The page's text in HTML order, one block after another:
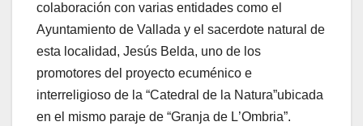
colaboración con varias entidades como el
Ayuntamiento de Vallada y el sacerdote natural de
esta localidad, Jesús Belda, uno de los
promotores del proyecto ecuménico e
interreligioso de la “Catedral de la Natura”ubicada
en el mismo paraje de “Granja de L’Ombria”.